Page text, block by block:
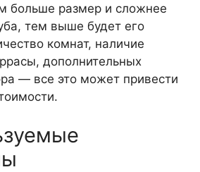
больше размер и сложнее
тем выше будет его
комнат, наличие
дополнительных
— все это может привести